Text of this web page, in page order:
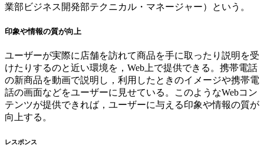
業部ビジネス開発部テクニカル・マネージャー）という。
印象や情報の質が向上
ユーザーが実際に店舗を訪れて商品を手に取ったり説明を受
けたりするのと近い環境を，Web上で提供できる。携帯電話
の新商品を動画で説明し，利用したときのイメージや携帯電
話の画面などをユーザーに見せている。このようなWebコン
テンツが提供できれば，ユーザーに与える印象や情報の質が
向上する。
レスポンス